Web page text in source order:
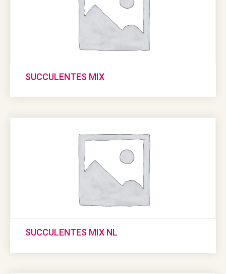
SUCCULENTES MIX
SUCCULENTES MIX NL